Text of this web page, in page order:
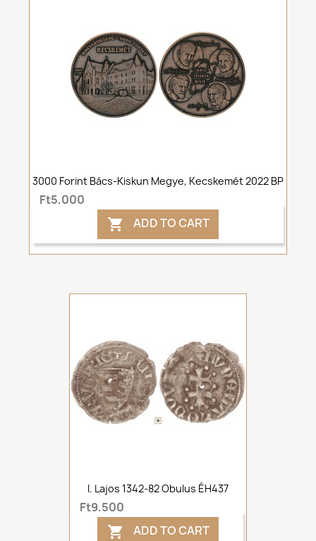
3000 Forint Bács-Kiskun Megye, Kecskemét 2022 BP
Ft5,000
 ADD TO CART
I. Lajos 1342-82 Obulus ÉH437
Ft9,500
 ADD TO CART